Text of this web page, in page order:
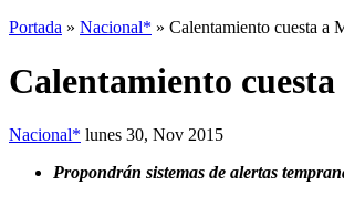
Portada » Nacional* » Calentamiento cuesta a
Calentamiento
Nacional* lunes 30, Nov 2015
Propondrán sistemas de alertas